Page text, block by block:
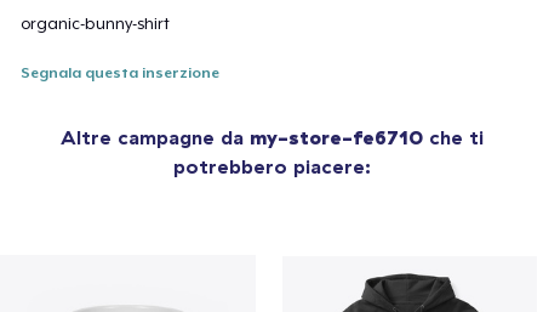
organic-bunny-shirt
Segnala questa inserzione
Altre campagne da my-store-fe6710che ti
potrebbero piacere: